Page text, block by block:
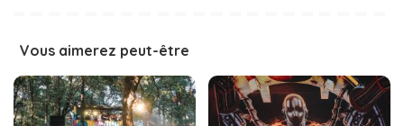
Vous aimerez peut-être